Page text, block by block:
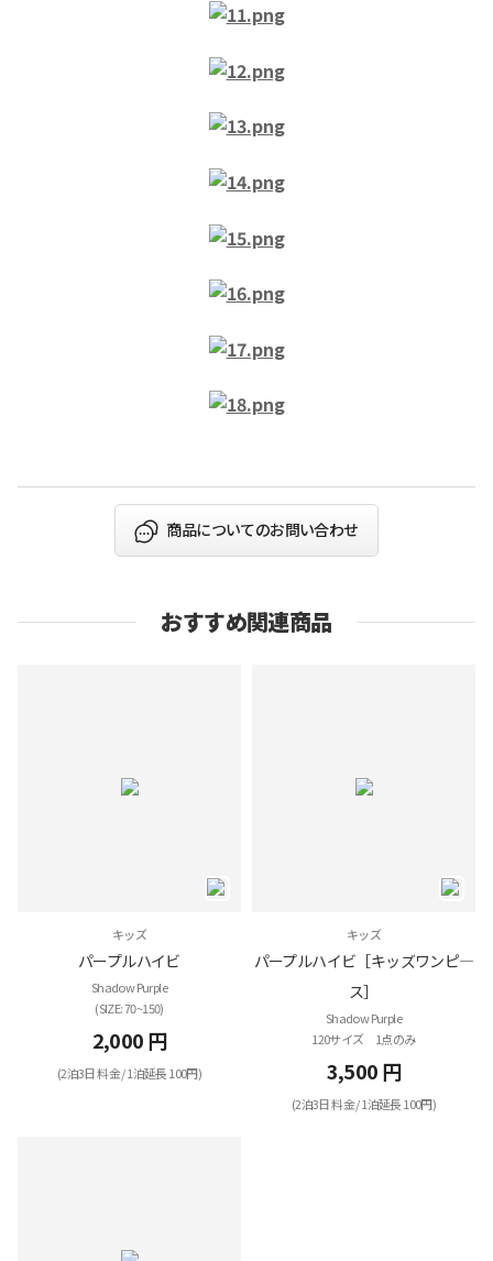
商品についてのお問い合わせ
おすすめ関連商品
キッズ
パープルハイビ
Shadow Purple
(SIZE: 70~150)
2,000 円
(2泊3日 料金 / 1泊延長 100円)
キッズ
パープルハイビ［キッズワンピ―
ス］
Shadow Purple
120サイズ 1点のみ
3,500 円
(2泊3日 料金 / 1泊延長 100円)